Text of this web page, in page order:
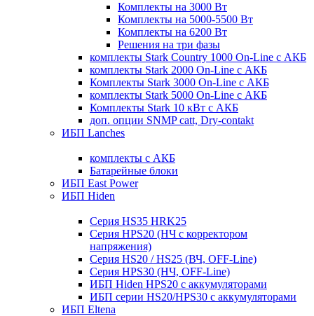
Комплекты на 3000 Вт
Комплекты на 5000-5500 Вт
Комплекты на 6200 Вт
Решения на три фазы
комплекты Stark Country 1000 On-Line с АКБ
комплекты Stark 2000 On-Line с АКБ
Комплекты Stark 3000 On-Line с АКБ
комплекты Stark 5000 On-Line с АКБ
Комплекты Stark 10 кВт с АКБ
доп. опции SNMP catt, Dry-contakt
ИБП Lanches
комплекты с АКБ
Батарейные блоки
ИБП East Power
ИБП Hiden
Серия HS35 HRK25
Серия HPS20 (НЧ с корректором
напряжения)
Серия HS20 / HS25 (ВЧ, OFF-Line)
Серия HPS30 (НЧ, OFF-Line)
ИБП Hiden HPS20 с аккумуляторами
ИБП серии HS20/HPS30 с аккумуляторами
ИБП Eltena